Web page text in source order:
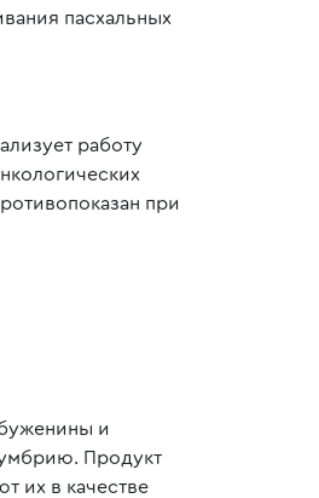
пасхальных
работу
при
и
Продукт
их в качестве